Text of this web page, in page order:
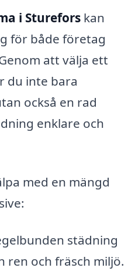
i Sturefors kan
för både företag
att välja ett
du inte bara
också en rad
enklare och
med en mängd
städning
ren och fräsch miljö.